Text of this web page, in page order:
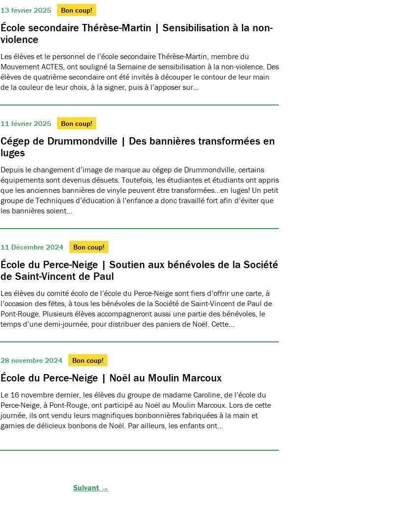
13 février 2025 Bon coup!
École secondaire Thérèse-Martin | Sensibilisation à la non-
violence
Les élèves et le personnel de l’école secondaire Thérèse-Martin, membre du
Mouvement ACTES, ont souligné la Semaine de sensibilisation à la non-violence. Des
élèves de quatrième secondaire ont été invités à découper le contour de leur main
de la couleur de leur choix, à la signer, puis à l’apposer sur…
11 février 2025 Bon coup!
Cégep de Drummondville | Des bannières transformées en
luges
Depuis le changement d’image de marque au cégep de Drummondville, certains
équipements sont devenus désuets. Toutefois, les étudiantes et étudiants ont appris
que les anciennes bannières de vinyle peuvent être transformées…en luges! Un petit
groupe de Techniques d’éducation à l’enfance a donc travaillé fort afin d’éviter que
les bannières soient…
11 Décembre 2024 Bon coup!
École du Perce-Neige | Soutien aux bénévoles de la Société
de Saint-Vincent de Paul
Les élèves du comité écolo de l’école du Perce-Neige sont fiers d’offrir une carte, à
l’occasion des fêtes, à tous les bénévoles de la Société de Saint-Vincent de Paul de
Pont-Rouge. Plusieurs élèves accompagneront aussi une partie des bénévoles, le
temps d’une demi-journée, pour distribuer des paniers de Noël. Cette…
28 novembre 2024 Bon coup!
École du Perce-Neige | Noël au Moulin Marcoux
Le 16 novembre dernier, les élèves du groupe de madame Caroline, de l’école du
Perce-Neige, à Pont-Rouge, ont participé au Noël au Moulin Marcoux. Lors de cette
journée, ils ont vendu leurs magnifiques bonbonnières fabriquées à la main et
garnies de délicieux bonbons de Noël. Par ailleurs, les enfants ont…
Suivant →